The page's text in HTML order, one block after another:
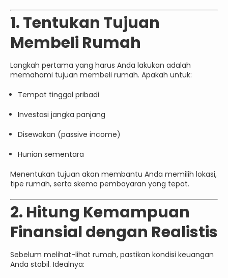
1. Tentukan Tujuan
Membeli Rumah
Langkah pertama yang harus Anda lakukan adalah
memahami tujuan membeli rumah. Apakah untuk:
Tempat tinggal pribadi
Investasi jangka panjang
Disewakan (passive income)
Hunian sementara
Menentukan tujuan akan membantu Anda memilih lokasi,
tipe rumah, serta skema pembayaran yang tepat.
2. Hitung Kemampuan
Finansial dengan Realistis
Sebelum melihat-lihat rumah, pastikan kondisi keuangan
Anda stabil. Idealnya: